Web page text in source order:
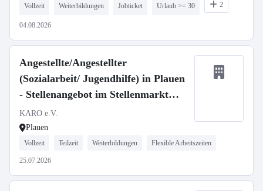
Vollzeit Weiterbildungen Jobticket Urlaub >= 30 2
04.08.2026
Angestellte/Angestellter
(Sozialarbeit/ Jugendhilfe) in Plauen
- Stellenangebot im Stellenmarkt
Bildung
KARO e.V.
Plauen
Vollzeit Teilzeit Weiterbildungen Flexible Arbeitszeiten
25.07.2026